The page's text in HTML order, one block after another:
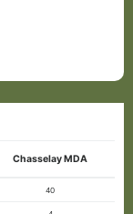
Chasselay MDA
40